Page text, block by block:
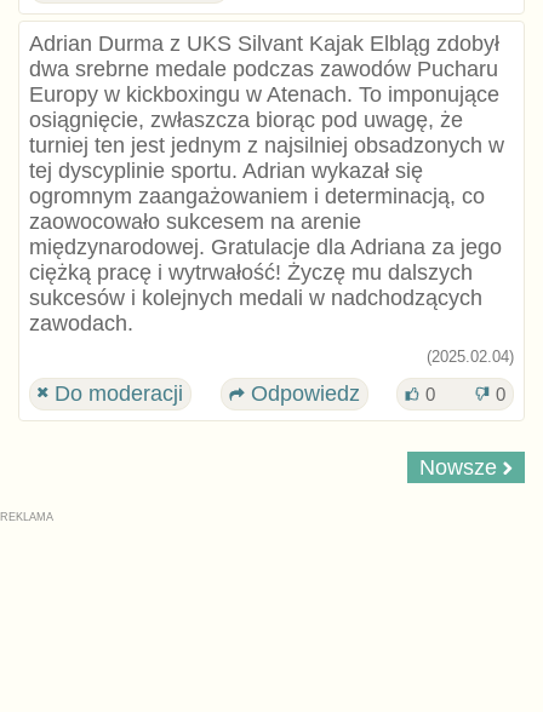
Adrian Durma z UKS Silvant Kajak Elbląg zdobył
dwa srebrne medale podczas zawodów Pucharu
Europy w kickboxingu w Atenach. To imponujące
osiągnięcie, zwłaszcza biorąc pod uwagę, że
turniej ten jest jednym z najsilniej obsadzonych w
tej dyscyplinie sportu. Adrian wykazał się
ogromnym zaangażowaniem i determinacją, co
zaowocowało sukcesem na arenie
międzynarodowej. Gratulacje dla Adriana za jego
ciężką pracę i wytrwałość! Życzę mu dalszych
sukcesów i kolejnych medali w nadchodzących
zawodach.
(2025.02.04)
Do moderacji Odpowiedz 0 0
Nowsze